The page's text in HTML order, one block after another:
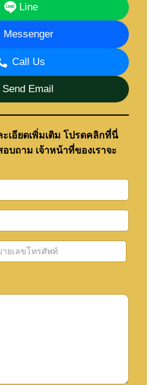
Line
Messenger
Call Us
Send Email
เอียดเพิ่มเติม โปรดคลิกที่นี่
บถาม เจ้าหน้าที่ของเราจะ